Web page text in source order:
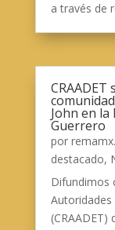
a través de
John en la
Guerrero
por
destacado,
Difundimos